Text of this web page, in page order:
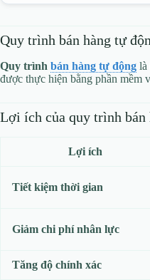
Quy trình bán hàng tự
Quy trình bán hàng tự động là
được thực hiện bằng phần mềm
Lợi ích của quy trình bán
Lợi ích
Tiết kiệm thời gian
Giảm chi phí nhân lực
Tăng độ chính xác